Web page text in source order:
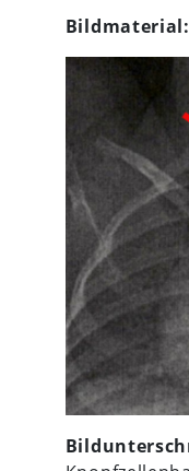
Bildmaterial: